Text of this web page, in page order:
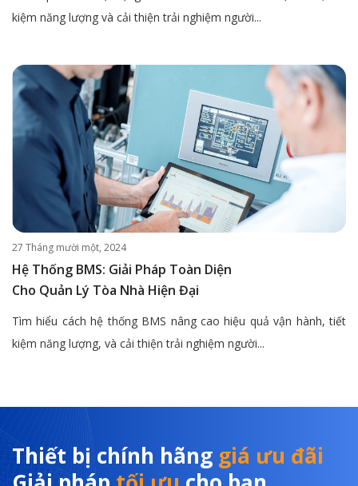
kiệm năng lượng và cải thiện trải nghiệm người...
27 Tháng mười một, 2024
Hệ Thống BMS: Giải Pháp Toàn Diện
Cho Quản Lý Tòa Nhà Hiện Đại
Tìm hiểu cách hệ thống BMS nâng cao hiệu quả vận hành, tiết
kiệm năng lượng, và cải thiện trải nghiệm người...
Thiết bị chính hãng giá ưu đãi